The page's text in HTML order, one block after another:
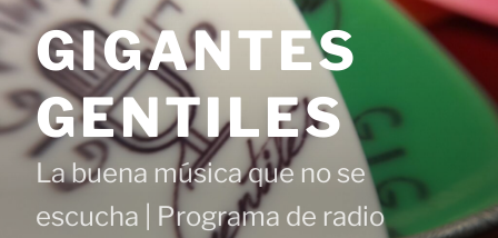
Saltar
contenido
GIGANTES
GENTILES
La buena música que no se
escucha | Programa de radio